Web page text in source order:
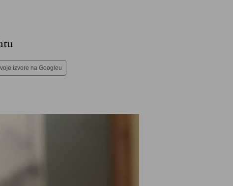
izvore na Googleu